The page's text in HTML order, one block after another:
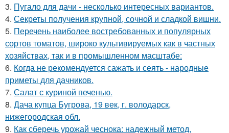
3. Пугало для дачи - несколько интересных вариантов.
4. Секреты получения крупной, сочной и сладкой вишни.
5. Перечень наиболее востребованных и популярных
сортов томатов, широко культивируемых как в частных
хозяйствах, так и в промышленном масштабе:
6. Когда не рекомендуется сажать и сеять - народные
приметы для дачников.
7. Салат с куриной печенью.
8. Дача купца Бугрова, 19 век, г. володарск,
нижегородская обл.
9. Как сберечь урожай чеснока: надежный метод.